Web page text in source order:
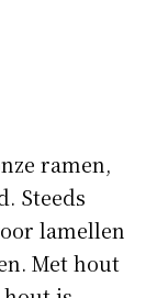
ramen,
Steeds
lamellen
Met hout